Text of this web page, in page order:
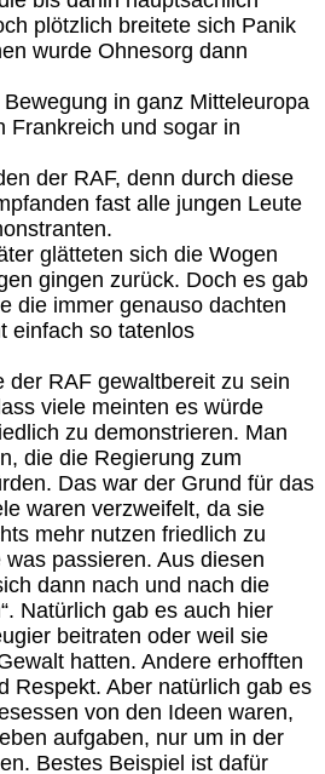
plötzlich breitete sich Panik
wurde Ohnesorg dann
in ganz Mitteleuropa
Frankreich und sogar in
der RAF, denn durch diese
fast alle jungen Leute
glätteten sich die Wogen
gingen zurück. Doch es gab
die immer genauso dachten
einfach so tatenlos
der RAF gewaltbereit zu sein
viele meinten es würde
zu demonstrieren. Man
die die Regierung zum
Das war der Grund für das
waren verzweifelt, da sie
mehr nutzen friedlich zu
passieren. Aus diesen
dann nach und nach die
Natürlich gab es auch hier
beitraten oder weil sie
hatten. Andere erhofften
Respekt. Aber natürlich gab es
von den Ideen waren,
aufgaben, nur um in der
Bestes Beispiel ist dafür